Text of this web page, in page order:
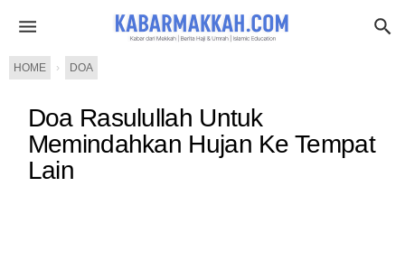
HOME › DOA
Doa Rasulullah Untuk
Memindahkan Hujan Ke Tempat
Lain